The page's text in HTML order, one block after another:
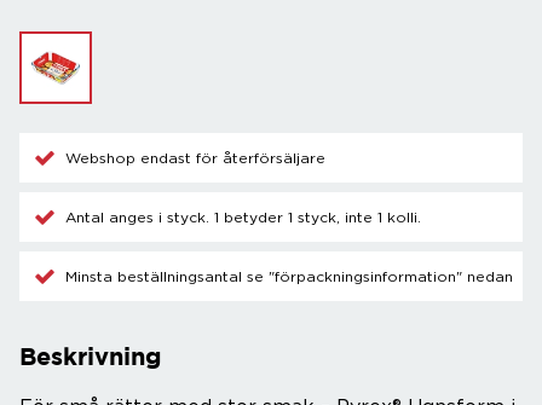
Webshop endast för återförsäljare
Antal anges i styck. 1 betyder 1 styck, inte 1 kolli.
Minsta beställningsantal se "förpackningsinformation" nedan
Beskrivning